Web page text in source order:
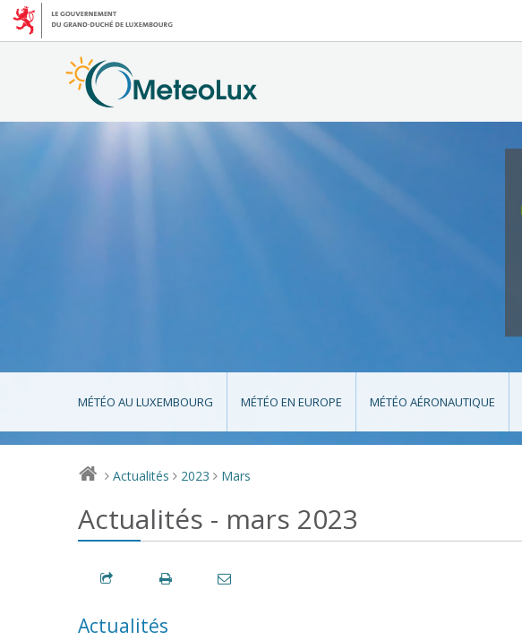
MÉTÉO AU LUXEMBOURG MÉTÉO EN EUROPE MÉTÉO AÉRONAUTIQUE
> Actualités > 2023 > Mars
Actualités - mars 2023
Actualités